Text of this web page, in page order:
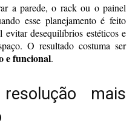
a parede, o rack ou o painel
esse planejamento é feito
desequilíbrios estéticos e
O resultado costuma ser
e funcional.
mais